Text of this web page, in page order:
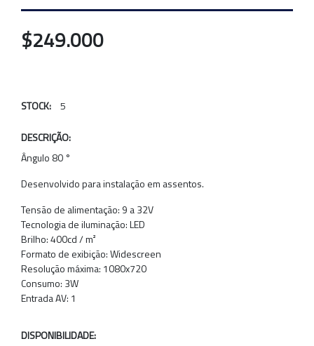
$249.000
STOCK: 5
DESCRIÇÃO:
Ângulo 80 °
Desenvolvido para instalação em assentos.
Tensão de alimentação: 9 a 32V
Tecnologia de iluminação: LED
Brilho: 400cd / m²
Formato de exibição: Widescreen
Resolução máxima: 1080x720
Consumo: 3W
Entrada AV: 1
DISPONIBILIDADE: